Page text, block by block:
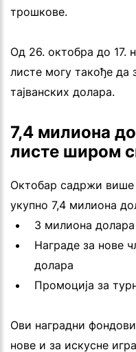
трошкове.
Од 26. октобра до 17.
листе могу такође да
тајванских долара.
7,4 милиона
листе широм
Октобар садржи више
укупно 7,4 милиона
3 милиона
Награде за нове
долара
Промоција за
Ови наградни
нове и за искусне